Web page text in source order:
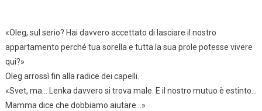
«Oleg, sul serio? Hai davvero accettato di lasciare il nostro
appartamento perché tua sorella e tutta la sua prole potesse vivere
qui?»
Oleg arrossì fin alla radice dei capelli.
«Svet, ma… Lenka davvero si trova male. E il nostro mutuo è estinto…
Mamma dice che dobbiamo aiutare…»